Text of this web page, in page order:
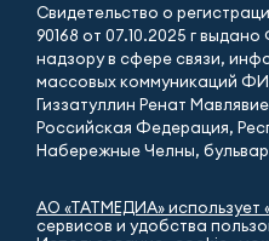
Свидетельство о
90168 от 07.10.2025 г
надзору в сфере связи,
массовых коммуникаций
Гиззатуллин Ренат
Российская Федерация,
Набережные Челны,
АО «ТАТМЕДИА» использует
сервисов и удобства